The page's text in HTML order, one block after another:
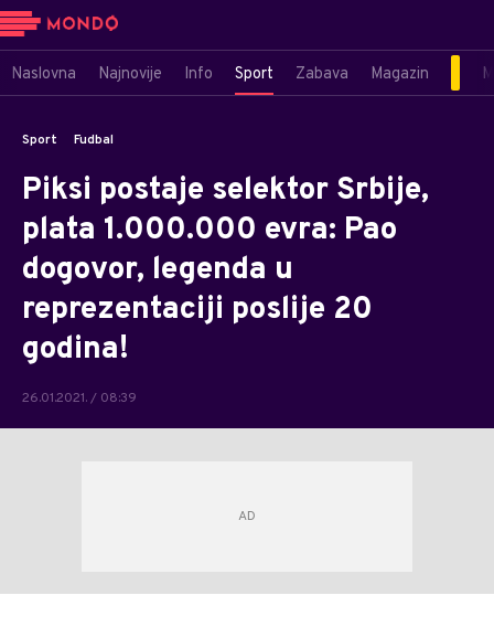
Naslovna Najnovije Info Sport Zabava Magazin
Sport Fudbal
Piksi postaje selektor Srbije,
plata 1.000.000 evra: Pao
dogovor, legenda u
reprezentaciji poslije 20
godina!
26.01.2021. / 08:39